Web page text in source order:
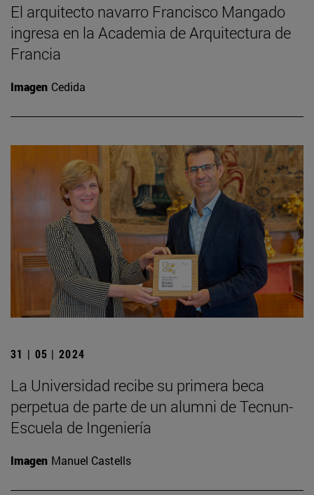
El arquitecto navarro Francisco Mangado
ingresa en la Academia de Arquitectura de
Francia
Imagen Cedida
31 | 05 | 2024
La Universidad recibe su primera beca
perpetua de parte de un alumni de Tecnun-
Escuela de Ingeniería
Imagen Manuel Castells